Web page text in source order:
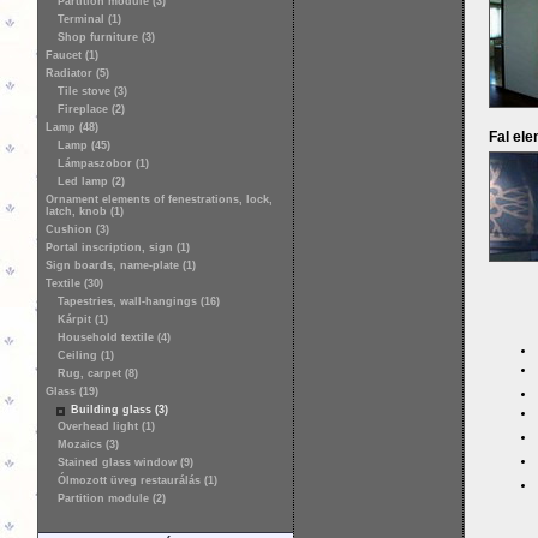
Terminal (1)
Shop furniture (3)
Faucet (1)
Radiator (5)
Tile stove (3)
Fireplace (2)
Lamp (48)
Lamp (45)
Lámpaszobor (1)
Led lamp (2)
Ornament elements of fenestrations, lock,
latch, knob (1)
Cushion (3)
Portal inscription, sign (1)
Sign boards, name-plate (1)
Textile (30)
Tapestries, wall-hangings (16)
Kárpit (1)
Household textile (4)
Ceiling (1)
Rug, carpet (8)
Glass (19)
Building glass (3)
Overhead light (1)
Mozaics (3)
Stained glass window (9)
Ólmozott üveg restaurálás (1)
Partition module (2)
Fal